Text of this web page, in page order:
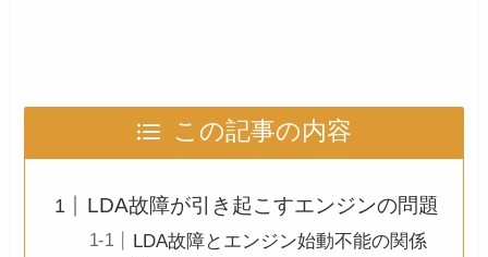
この記事の内容
LDA故障が引き起こすエンジンの問題
LDA故障とエンジン始動不能の関係